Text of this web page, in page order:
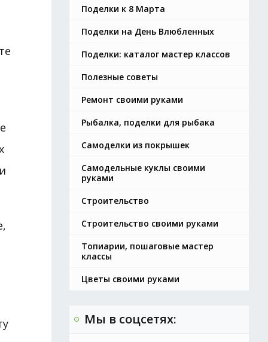
Поделки к 8 Марта
Поделки на День Влюбленных
Поделки: каталог мастер классов
Полезные советы
Ремонт своими руками
Рыбалка, поделки для рыбака
Самоделки из покрышек
Самодельные куклы своими
руками
Строительство
Строительство своими руками
Топиарии, пошаговые мастер
классы
Цветы своими руками
Мы в соцсетях: